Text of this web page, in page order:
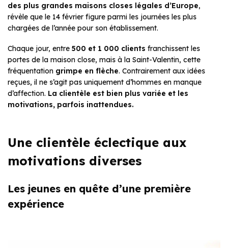
des plus grandes maisons closes légales d’Europe,
révèle que le 14 février figure parmi les journées les plus
chargées de l’année pour son établissement.
Chaque jour, entre 500 et 1 000 clients franchissent les
portes de la maison close, mais à la Saint-Valentin, cette
fréquentation grimpe en flèche. Contrairement aux idées
reçues, il ne s’agit pas uniquement d’hommes en manque
d’affection. La clientèle est bien plus variée et les
motivations, parfois inattendues.
Une clientèle éclectique aux
motivations diverses
Les jeunes en quête d’une première
expérience